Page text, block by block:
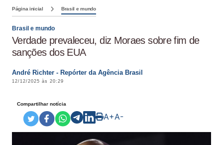
Página inicial Brasil e mundo
Brasil e mundo
Verdade prevaleceu, diz Moraes sobre fim de
sanções dos EUA
André Richter - Repórter da Agência Brasil
12/12/2025 às 20:29
Compartilhar notícia
A+A-